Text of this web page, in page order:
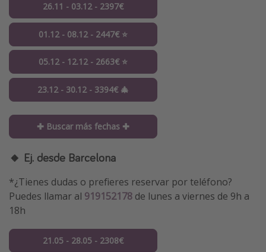
26.11 - 03.12 - 2397€
01.12 - 08.12 - 2447€ ⭐️
05.12 - 12.12 - 2663€ ⭐️
23.12 - 30.12 - 3394€ 🎄
✚ Buscar más fechas ✚
🔸 Ej. desde Barcelona
*¿Tienes dudas o prefieres reservar por teléfono?
Puedes llamar al 919152178 de lunes a viernes de 9h a
18h
21.05 - 28.05 - 2308€